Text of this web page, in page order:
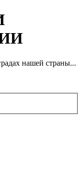
нашей страны...